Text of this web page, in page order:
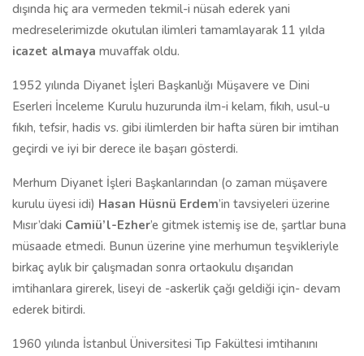
dışında hiç ara vermeden tekmil-i nüsah ederek yani
medreselerimizde okutulan ilimleri tamamlayarak 11 yılda
icazet almaya muvaffak oldu.
1952 yılında Diyanet İşleri Başkanlığı Müşavere ve Dini
Eserleri İnceleme Kurulu huzurunda ilm-i kelam, fıkıh, usul-u
fıkıh, tefsir, hadis vs. gibi ilimlerden bir hafta süren bir imtihan
geçirdi ve iyi bir derece ile başarı gösterdi.
Merhum Diyanet İşleri Başkanlarından (o zaman müşavere
kurulu üyesi idi) Hasan Hüsnü Erdem’in tavsiyeleri üzerine
Mısır’daki Camiü’l-Ezher’e gitmek istemiş ise de, şartlar buna
müsaade etmedi. Bunun üzerine yine merhumun teşvikleriyle
birkaç aylık bir çalışmadan sonra ortaokulu dışarıdan
imtihanlara girerek, liseyi de -askerlik çağı geldiği için- devam
ederek bitirdi.
1960 yılında İstanbul Üniversitesi Tıp Fakültesi imtihanını